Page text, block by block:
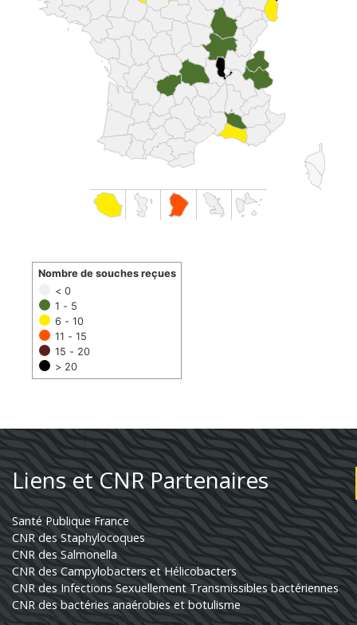
< 0
1 - 5
6 - 10
11 - 15
15 - 20
> 20
Nombre de souches reçues
Liens et CNR Partenaires
Santé Publique France
CNR des Staphylocoques
CNR des Salmonella
CNR des Campylobacters et Hélicobacters
CNR des Infections Sexuellement Transmissibles bactériennes
CNR des bactéries anaérobies et botulisme